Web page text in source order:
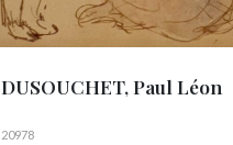
DUSOUCHET, Paul Léon
20978